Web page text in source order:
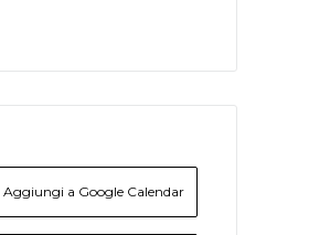
Aggiungi a Google Calendar